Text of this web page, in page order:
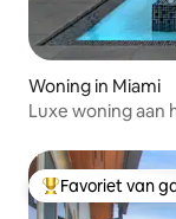
Woning in Miami
Luxe woning aan
Topfavoriet van
Favoriet van